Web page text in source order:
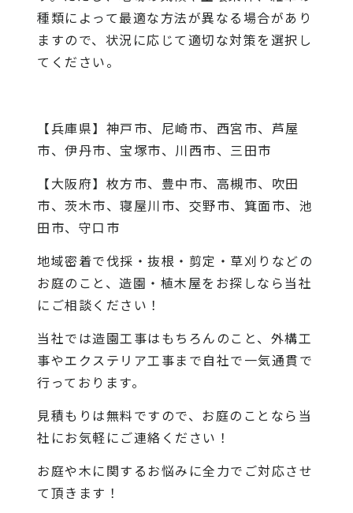
種類によって最適な方法が異なる場合があり
ますので、状況に応じて適切な対策を選択し
てください。
【兵庫県】神戸市、尼崎市、西宮市、芦屋
市、伊丹市、宝塚市、川西市、三田市
【大阪府】枚方市、豊中市、高槻市、吹田
市、茨木市、寝屋川市、交野市、箕面市、池
田市、守口市
地域密着で伐採・抜根・剪定・草刈りなどの
お庭のこと、造園・植木屋をお探しなら当社
にご相談ください！
当社では造園工事はもちろんのこと、外構工
事やエクステリア工事まで自社で一気通貫で
行っております。
見積もりは無料ですので、お庭のことなら当
社にお気軽にご連絡ください！
お庭や木に関するお悩みに全力でご対応させ
て頂きます！